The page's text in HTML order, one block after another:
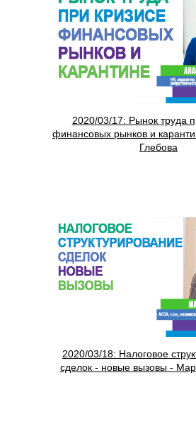
2020/03/17: Рынок труда
финансовых рынков и
Глебова
2020/03/18: Налоговое
сделок - новые вызовы -